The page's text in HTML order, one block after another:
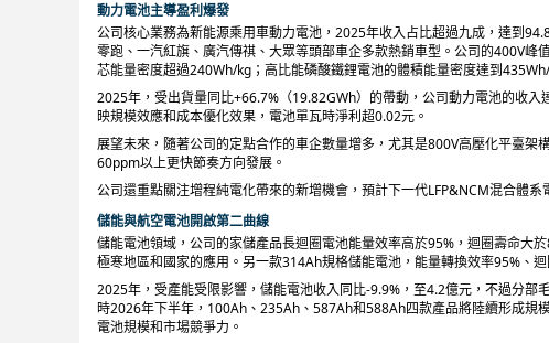
動力電池主導盈利爆發
公司核心業務為新能源乘用車動力電池，2025年收入占比超過九成，達到
零跑、一汽紅旗、廣汽傳祺、大眾等頭部車企多款熱銷車型。公司的400V
芯能量密度超過240Wh/kg；高比能磷酸鐵鋰電池的體積能量密度達到
2025年，受出貨量同比+66.7%（19.82GWh）的帶動，公司動力電池的收
映規模效應和成本優化效果，電池單瓦時淨利超0.02元。
展望未來，隨著公司的定點合作的車企數量增多，尤其是800V高壓化平臺
60ppm以上更快節奏方向發展。
公司還重點關注增程純電化帶來的新增機會，預計下一代LFP&NCM混合體
儲能與航空電池開啟第二曲線
儲能電池領域，公司的家儲產品長迴圈電池能量效率高於95%，迴圈壽命
極寒地區和國家的應用。另一款314Ah規格儲能電池，能量轉換效率95%、
2025年，受產能受限影響，儲能電池收入同比-9.9%，至4.2億元，不過分
時2026年下半年，100Ah、235Ah、587Ah和588Ah四款產品將陸續形成規
電池規模和市場競爭力。